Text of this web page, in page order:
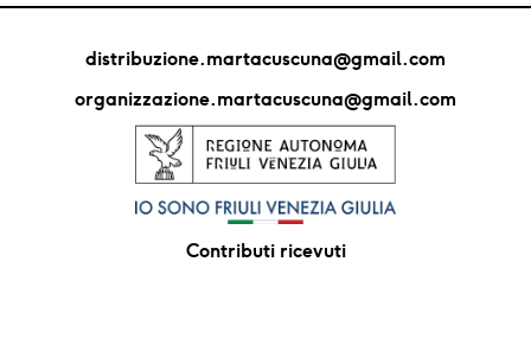
distribuzione.martacuscuna@gmail.com
organizzazione.martacuscuna@gmail.com
Contributi ricevuti